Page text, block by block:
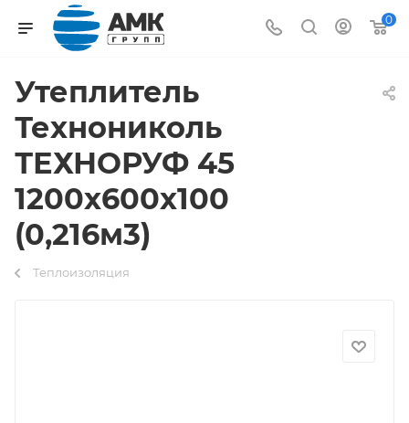
0
Утеплитель
Технониколь
ТЕХНОРУФ 45
1200х600х100
(0,216м3)
Теплоизоляция